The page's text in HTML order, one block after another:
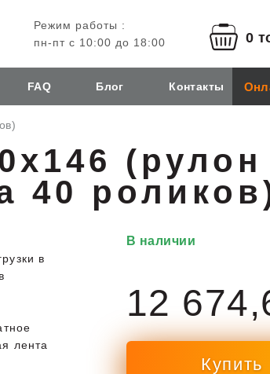
Режим работы :
пн-пт с 10:00 до 18:00
0
FAQ Блог Контакты
(рулон
40
в
лента
В наличии
12